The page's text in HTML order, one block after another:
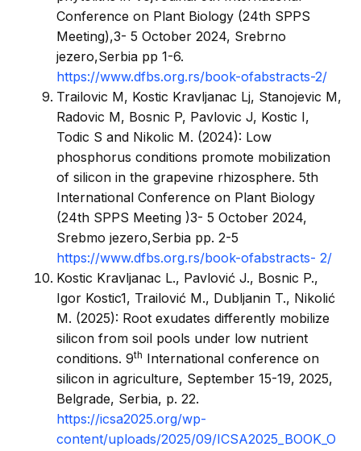
Conference on Plant Biology (24th SPPS
Meeting),3- 5 October 2024, Srebrno
jezero,Serbia pp 1-6.
https://www.dfbs.org.rs/book-ofabstracts-2/
Trailovic M, Kostic Kravljanac Lj, Stanojevic M,
Radovic M, Bosnic P, Pavlovic J, Kostic I,
Todic S and Nikolic M. (2024): Low
phosphorus conditions promote mobilization
of silicon in the grapevine rhizosphere. 5th
International Conference on Plant Biology
(24th SPPS Meeting )3- 5 October 2024,
Srebmo jezero,Serbia pp. 2-5
https://www.dfbs.org.rs/book-ofabstracts- 2/
Kostic Kravljanac L., Pavlović J., Bosnic P.,
Igor Kostic1, Trailović M., Dubljanin T., Nikolić
M. (2025): Root exudates differently mobilize
silicon from soil pools under low nutrient
conditions. 9th International conference on
silicon in agriculture, September 15-19, 2025,
Belgrade, Serbia, p. 22.
https://icsa2025.org/wp-
content/uploads/2025/09/ICSA2025_BOOK_O